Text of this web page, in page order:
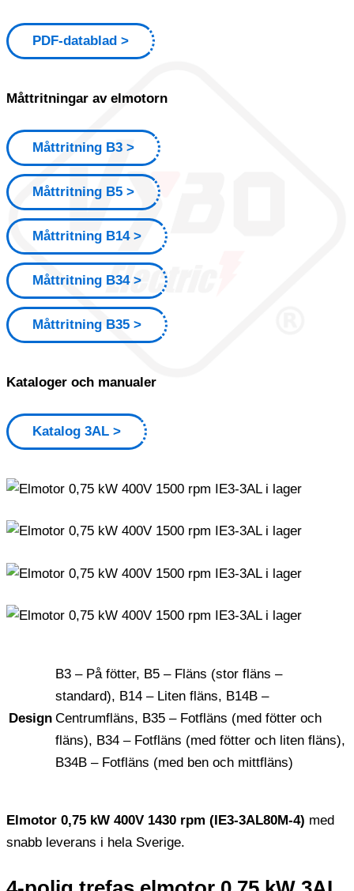
PDF-datablad
Måttritningar av elmotorn
Måttritning B3
Måttritning B5
Måttritning B14
Måttritning B34
Måttritning B35
Kataloger och manualer
Katalog 3AL
Design
B3 – På fötter, B5 – Fläns (stor fläns –
standard), B14 – Liten fläns, B14B –
Centrumfläns, B35 – Fotfläns (med fötter och
fläns), B34 – Fotfläns (med fötter och liten fläns),
B34B – Fotfläns (med ben och mittfläns)
Elmotor 0,75 kW 400V 1430 rpm (IE3-3AL80M-4) med
snabb leverans i hela Sverige.